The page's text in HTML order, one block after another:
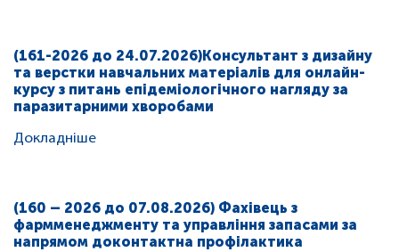
(161-2026 до 24.07.2026)Консультант з дизайну
та верстки навчальних матеріалів для онлайн-
курсу з питань епідеміологічного нагляду за
паразитарними хворобами
Докладніше
(160 – 2026 до 07.08.2026) Фахівець з
фармменеджменту та управління запасами за
напрямом доконтактна профілактика